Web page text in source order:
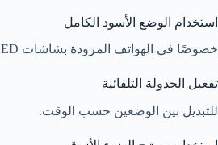
استخدام الوضع الأسود الكامل
خصوصًا في الهواتف المزودة بشاشات OLED.
تفعيل الجدولة التلقائية
للتبديل بين الوضعين حسب الوقت.